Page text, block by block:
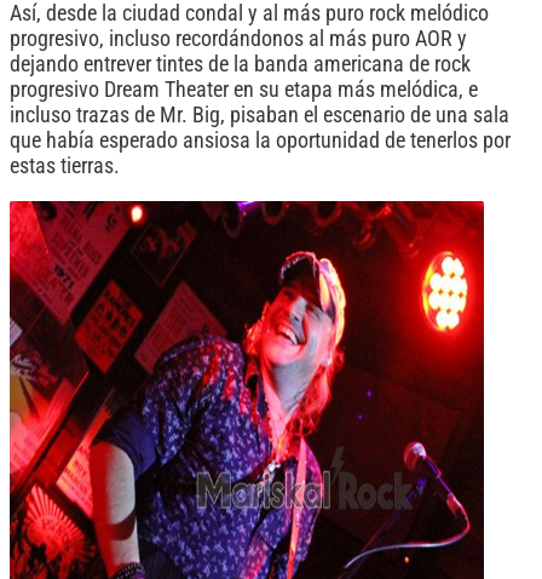
Así, desde la ciudad condal y al más puro rock melódico
progresivo, incluso recordándonos al más puro AOR y
dejando entrever tintes de la banda americana de rock
progresivo Dream Theater en su etapa más melódica, e
incluso trazas de Mr. Big, pisaban el escenario de una sala
que había esperado ansiosa la oportunidad de tenerlos por
estas tierras.